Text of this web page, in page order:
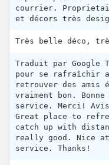
courrier.
et décors très
Très belle déco,
Traduit par Google
pour se rafraîchir
retrouver des
vraiment bon.
service. Merci!
Great place to
catch up with
really good. Nice
service. Thanks!